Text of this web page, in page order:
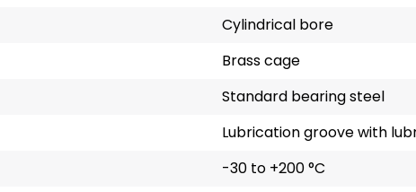
Cylindrical bore
Brass cage
Standard bearing steel
Lubrication groove with
-30 to +200 °C